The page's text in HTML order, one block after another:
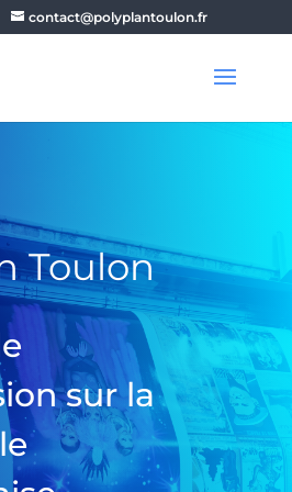
contact@polyplantoulon.fr
Toulon
sur la